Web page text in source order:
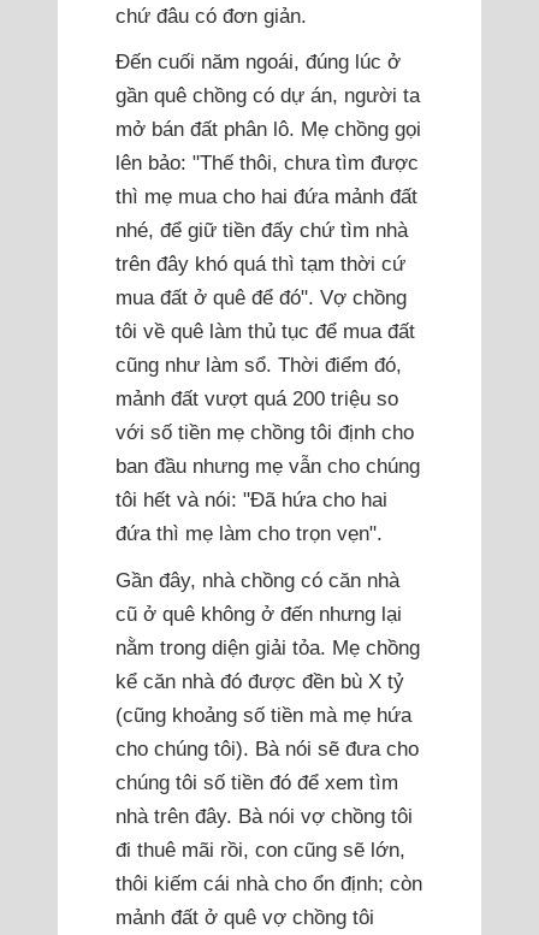
chứ đâu có đơn giản.
Đến cuối năm ngoái, đúng lúc ở
gần quê chồng có dự án, người ta
mở bán đất phân lô. Mẹ chồng gọi
lên bảo: "Thế thôi, chưa tìm được
thì mẹ mua cho hai đứa mảnh đất
nhé, để giữ tiền đấy chứ tìm nhà
trên đây khó quá thì tạm thời cứ
mua đất ở quê để đó". Vợ chồng
tôi về quê làm thủ tục để mua đất
cũng như làm sổ. Thời điểm đó,
mảnh đất vượt quá 200 triệu so
với số tiền mẹ chồng tôi định cho
ban đầu nhưng mẹ vẫn cho chúng
tôi hết và nói: "Đã hứa cho hai
đứa thì mẹ làm cho trọn vẹn".
Gần đây, nhà chồng có căn nhà
cũ ở quê không ở đến nhưng lại
nằm trong diện giải tỏa. Mẹ chồng
kể căn nhà đó được đền bù X tỷ
(cũng khoảng số tiền mà mẹ hứa
cho chúng tôi). Bà nói sẽ đưa cho
chúng tôi số tiền đó để xem tìm
nhà trên đây. Bà nói vợ chồng tôi
đi thuê mãi rồi, con cũng sẽ lớn,
thôi kiếm cái nhà cho ổn định; còn
mảnh đất ở quê vợ chồng tôi